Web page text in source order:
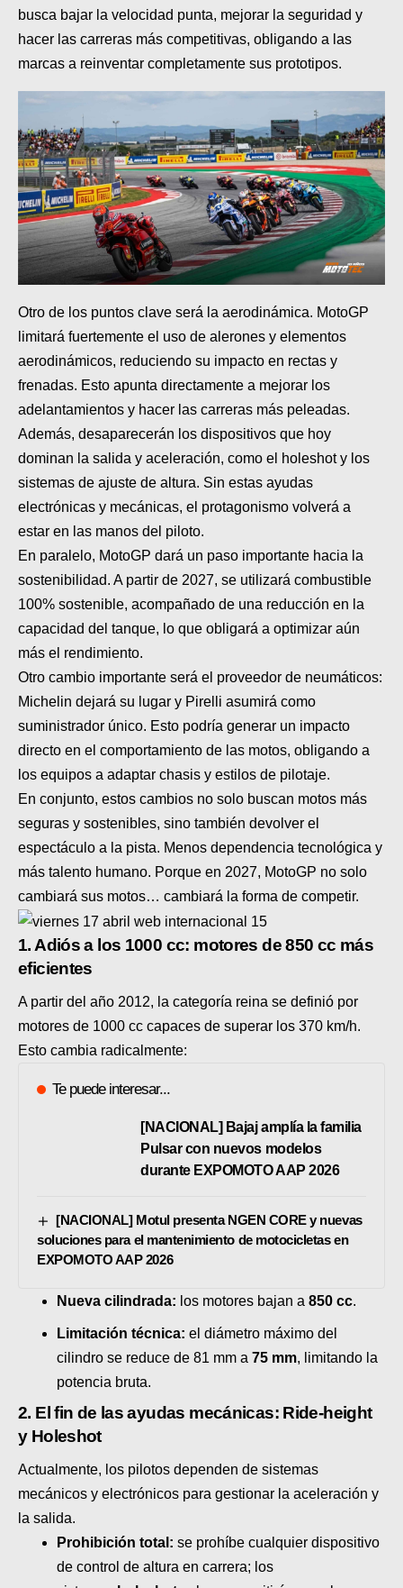
MOTOS ZONTES PERÚ
MOTOS HAOJUE PERÚ
MOTOS ZONGSHEN PERÚ
busca bajar la velocidad punta, mejorar la seguridad y
hacer las carreras más competitivas, obligando a las
marcas a reinventar completamente sus prototipos.
Otro de los puntos clave será la aerodinámica. MotoGP
limitará fuertemente el uso de alerones y elementos
aerodinámicos, reduciendo su impacto en rectas y
frenadas. Esto apunta directamente a mejorar los
adelantamientos y hacer las carreras más peleadas.
Además, desaparecerán los dispositivos que hoy
dominan la salida y aceleración, como el holeshot y los
sistemas de ajuste de altura. Sin estas ayudas
electrónicas y mecánicas, el protagonismo volverá a
estar en las manos del piloto.
En paralelo, MotoGP dará un paso importante hacia la
sostenibilidad. A partir de 2027, se utilizará combustible
100% sostenible, acompañado de una reducción en la
capacidad del tanque, lo que obligará a optimizar aún
más el rendimiento.
Otro cambio importante será el proveedor de neumáticos:
Michelin dejará su lugar y Pirelli asumirá como
suministrador único. Esto podría generar un impacto
directo en el comportamiento de las motos, obligando a
los equipos a adaptar chasis y estilos de pilotaje.
En conjunto, estos cambios no solo buscan motos más
seguras y sostenibles, sino también devolver el
espectáculo a la pista. Menos dependencia tecnológica y
más talento humano. Porque en 2027, MotoGP no solo
cambiará sus motos… cambiará la forma de competir.
1. Adiós a los 1000 cc: motores de 850 cc más
eficientes
A partir del año 2012, la categoría reina se definió por
motores de 1000 cc capaces de superar los 370 km/h.
Esto cambia radicalmente:
Te puede interesar...
[NACIONAL] Bajaj amplía la familia
Pulsar con nuevos modelos
durante EXPOMOTO AAP 2026
[NACIONAL] Motul presenta NGEN CORE y nuevas
soluciones para el mantenimiento de motocicletas en
EXPOMOTO AAP 2026
Nueva cilindrada: los motores bajan a 850 cc.
Limitación técnica: el diámetro máximo del
cilindro se reduce de 81 mm a 75 mm, limitando la
potencia bruta.
2. El fin de las ayudas mecánicas: Ride-height
y Holeshot
Actualmente, los pilotos dependen de sistemas
mecánicos y electrónicos para gestionar la aceleración y
la salida.
Prohibición total: se prohíbe cualquier dispositivo
de control de altura en carrera; los